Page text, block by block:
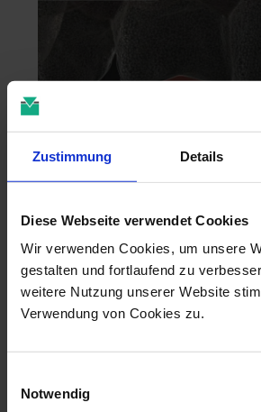
Zustimmung Details
Diese Webseite verwendet Cookies
Wir verwenden Cookies, um unsere
gestalten und fortlaufend zu
weitere Nutzung unserer Website
Verwendung von Cookies zu.
Notwendig
online
Dr. Christian Leonhardt